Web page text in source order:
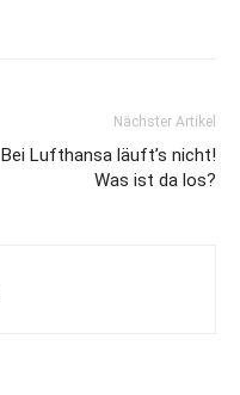
Nächster Artikel
Bei Lufthansa läuft’s nicht!
Was ist da los?